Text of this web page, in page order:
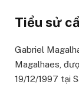
Tiểu sử
Gabriel
Magalhaes,
19/12/1997 tại